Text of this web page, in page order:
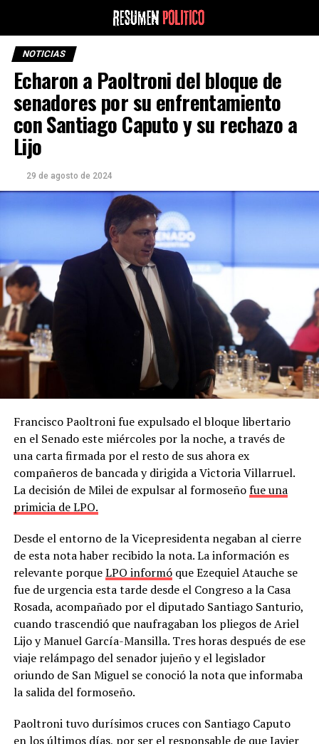
NOTICIAS
Echaron a Paoltroni del bloque de
senadores por su enfrentamiento
con Santiago Caputo y su rechazo a
Lijo
29 de agosto de 2024
Francisco Paoltroni fue expulsado el bloque libertario
en el Senado este miércoles por la noche, a través de
una carta firmada por el resto de sus ahora ex
compañeros de bancada y dirigida a Victoria Villarruel.
La decisión de Milei de expulsar al formoseñofue una
primicia de LPO.
Desde el entorno de la Vicepresidenta negaban al cierre
de esta nota haber recibido la nota. La información es
relevante porqueLPO informóque Ezequiel Atauche se
fue de urgencia esta tarde desde el Congreso a la Casa
Rosada, acompañado por el diputado Santiago Santurio,
cuando trascendió que naufragaban los pliegos de Ariel
Lijo y Manuel García-Mansilla. Tres horas después de ese
viaje relámpago del senador jujeño y el legislador
oriundo de San Miguel se conoció la nota que informaba
la salida del formoseño.
Paoltroni tuvo durísimos cruces con Santiago Caputo
en los últimos días, por ser el responsable de que Javier